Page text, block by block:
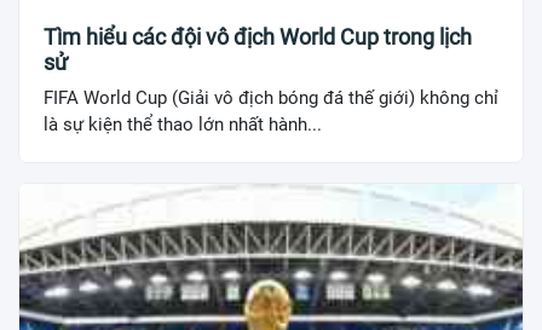
Tìm hiểu các đội vô địch World Cup trong lịch
sử
FIFA World Cup (Giải vô địch bóng đá thế giới) không chỉ
là sự kiện thể thao lớn nhất hành...